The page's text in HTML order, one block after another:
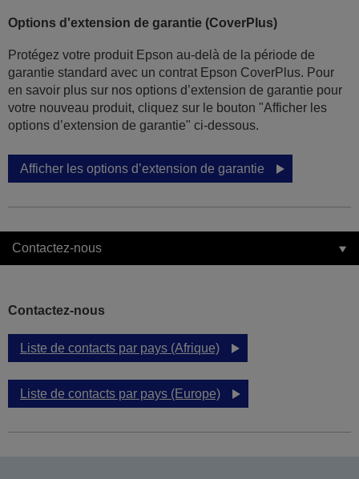
Options d'extension de garantie (CoverPlus)
Protégez votre produit Epson au-delà de la période de
garantie standard avec un contrat Epson CoverPlus. Pour
en savoir plus sur nos options d’extension de garantie pour
votre nouveau produit, cliquez sur le bouton "Afficher les
options d’extension de garantie" ci-dessous.
Afficher les options d’extension de garantie
Contactez-nous
Contactez-nous
Liste de contacts par pays (Afrique)
Liste de contacts par pays (Europe)